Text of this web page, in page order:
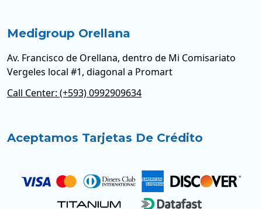
Medigroup Orellana
Av. Francisco de Orellana, dentro de Mi Comisariato
Vergeles local #1, diagonal a Promart
Call Center: (+593) 0992909634
Aceptamos Tarjetas De Crédito